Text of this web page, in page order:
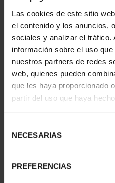
Las cookies de este sitio
el contenido y los anuncios,
sociales y analizar el tráfico.
información sobre el uso
nuestros partners de redes
web, quienes pueden
que les haya proporcionado
partir del uso que haya
NECESARIAS
PREFERENCIAS
CAPITALES DE
PROVINCIA COLECCION
3.796,00 €